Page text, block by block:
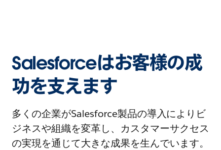
Salesforceはお客様の成
功を支えます
多くの企業がSalesforce製品の導入によりビ
ジネスや組織を変革し、カスタマーサクセス
の実現を通じて大きな成果を生んでいます。